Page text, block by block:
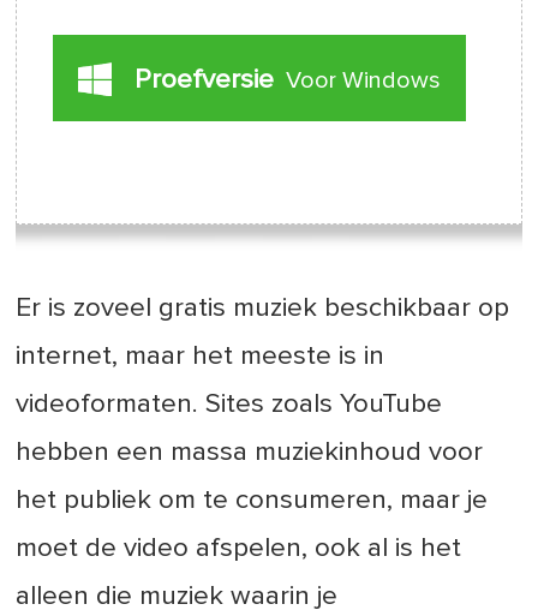
Proefversie Voor Windows
Er is zoveel gratis muziek beschikbaar op
internet, maar het meeste is in
videoformaten. Sites zoals YouTube
hebben een massa muziekinhoud voor
het publiek om te consumeren, maar je
moet de video afspelen, ook al is het
alleen die muziek waarin je